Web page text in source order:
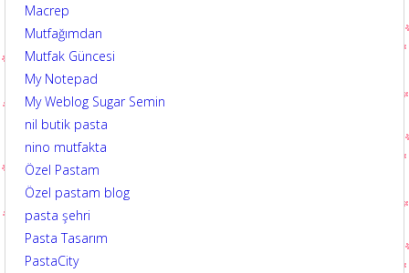
Macrep
Mutfağımdan
Mutfak Güncesi
My Notepad
My Weblog Sugar Semin
nil butik pasta
nino mutfakta
Özel Pastam
Özel pastam blog
pasta şehri
Pasta Tasarım
PastaCity